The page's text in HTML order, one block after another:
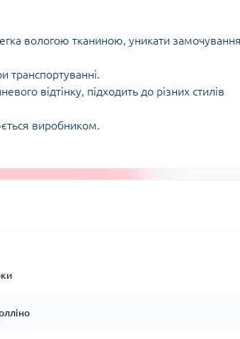
вологою тканиною, уникати
транспортуванні.
відтінку, підходить до різних стилів
виробником.